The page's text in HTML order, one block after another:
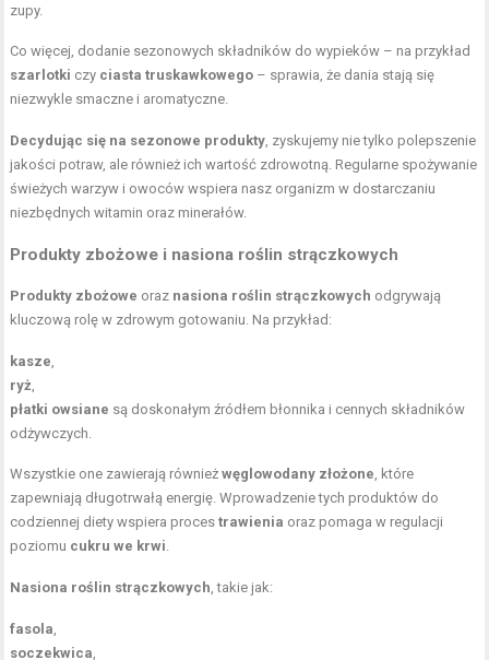
zupy.
Co więcej, dodanie sezonowych składników do wypieków – na przykład
szarlotki czy ciasta truskawkowego – sprawia, że dania stają się
niezwykle smaczne i aromatyczne.
Decydując się na sezonowe produkty , zyskujemy nie tylko polepszenie
jakości potraw, ale również ich wartość zdrowotną. Regularne spożywanie
świeżych warzyw i owoców wspiera nasz organizm w dostarczaniu
niezbędnych witamin oraz minerałów.
Produkty zbożowe i nasiona roślin strączkowych
Produkty zbożowe oraz nasiona roślin strączkowych odgrywają
kluczową rolę w zdrowym gotowaniu. Na przykład:
kasze
ryż
płatki owsiane są doskonałym źródłem błonnika i cennych składników
odżywczych.
Wszystkie one zawierają równieżwęglowodany złożone , które
zapewniają długotrwałą energię. Wprowadzenie tych produktów do
codziennej diety wspiera procestrawienia oraz pomaga w regulacji
poziomu cukru we krwi
Nasiona roślin strączkowych , takie jak:
fasola
soczekwica